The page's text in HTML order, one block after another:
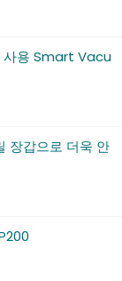
사용 Smart Vacu
장갑으로 더욱 안